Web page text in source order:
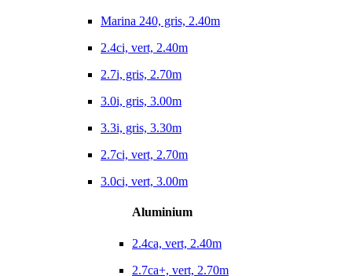
Marina 240, gris, 2.40m
2.4ci, vert, 2.40m
2.7i, gris, 2.70m
3.0i, gris, 3.00m
3.3i, gris, 3.30m
2.7ci, vert, 2.70m
3.0ci, vert, 3.00m
Aluminium
2.4ca, vert, 2.40m
2.7ca+, vert, 2.70m